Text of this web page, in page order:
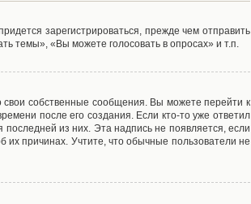
зарегистрироваться, прежде чем отправить
темы», «Вы можете голосовать в опросах» и т.п.
собственные сообщения. Вы можете перейти к
после его создания. Если кто-то уже ответил
из них. Эта надпись не появляется, если
причинах. Учтите, что обычные пользователи не